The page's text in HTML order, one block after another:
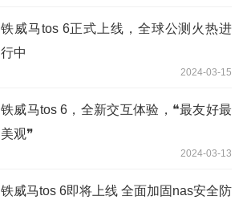
铁威马tos 6正式上线，全球公测火热进
行中
2024-03-15
铁威马tos 6，全新交互体验，❝最友好最
美观❞
2024-03-13
铁威马tos 6即将上线 全面加固nas安全防